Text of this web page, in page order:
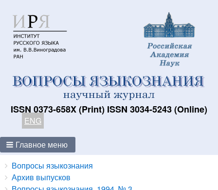
ISSN 0373-658X (Print) ISSN 3034-5243 (Online)
ENG
Главное меню
Breadcrumbs
You
are
Вопросы языкознания
Архив выпусков